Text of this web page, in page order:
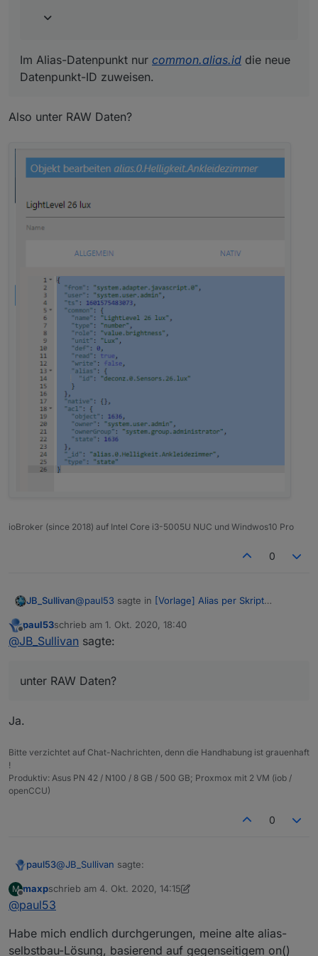
Alias-DP hat es keinen Einfluss.
Im Alias-Datenpunkt nur common.alias.id die neue
Datenpunkt-ID zuweisen.
Also unter RAW Daten?
ioBroker (since 2018) auf Intel Core i3-5005U NUC und Windwos10 Pro
0
JB_Sullivan@paul53 sagte in [Vorlage] Alias per Skript
@JB_Sullivan
Wie weise ich dieser Alias Bezeichnung
Offline
paul53schrieb am 1. Okt. 2020, 18:40
zuletzt editiert von
@JB_Sullivan sagte:
unter RAW Daten?
Ja.
Bitte verzichtet auf Chat-Nachrichten, denn die Handhabung ist grauenhaft
!
Produktiv: Asus PN 42 / N100 / 8 GB / 500 GB; Proxmox mit 2 VM (iob /
openCCU)
0
paul53@JB_Sullivan sagte:
Ja.
M
Offline
maxpschrieb am 4. Okt. 2020, 14:15
zuletzt editiert von maxp 10. Apr. 2020, 16:15
@paul53
Habe mich endlich durchgerungen, meine alte alias-
selbstbau-Lösung, basierend auf gegenseitigem on()